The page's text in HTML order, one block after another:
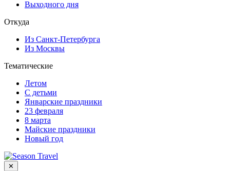
Выходного дня
Откуда
Из Санкт-Петербурга
Из Москвы
Тематические
Летом
С детьми
Январские праздники
23 февраля
8 марта
Майские праздники
Новый год
✕